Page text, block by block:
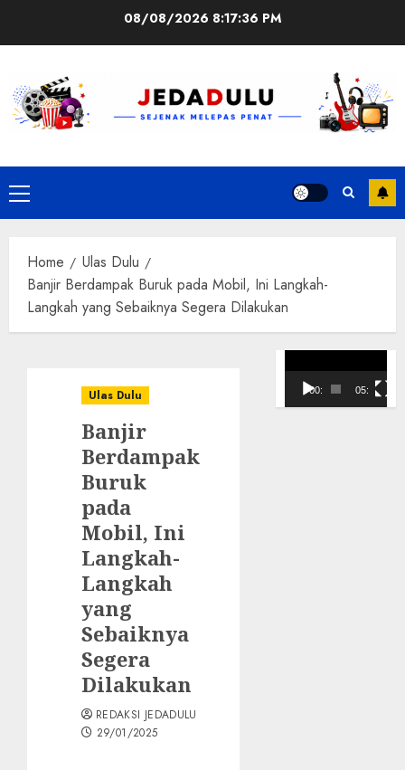
08/08/2026 8:17:37 PM
Primary
Menu
Home
Ulas Dulu
Banjir Berdampak Buruk pada Mobil, Ini Langkah-
Langkah yang Sebaiknya Segera Dilakukan
Ulas Dulu
Banjir
Berdampak
Buruk
pada
Mobil, Ini
Langkah-
Langkah
yang
Sebaiknya
Segera
Dilakukan
REDAKSI JEDADULU
29/01/2025
Video
00:00 05:10